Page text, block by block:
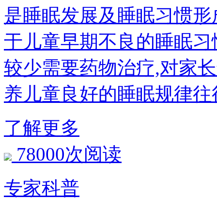
是睡眠发展及睡眠习惯
于儿童早期不良的睡眠
较少需要药物治疗,对家
养儿童良好的睡眠规律
了解更多
78000次阅读
专家科普